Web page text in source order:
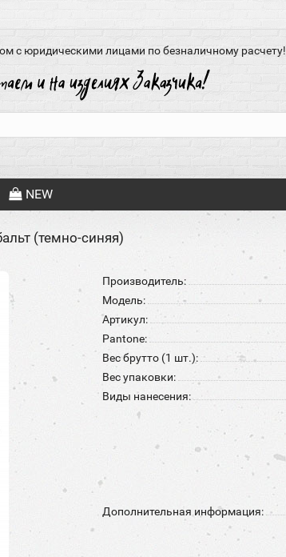
с юридическими лицами по безналичному расчету!
NEW
(темно-синяя)
Производитель:
Модель:
Артикул:
Pantone:
Вес брутто (1 шт.):
Вес упаковки:
Виды нанесения:
Дополнительная информация: